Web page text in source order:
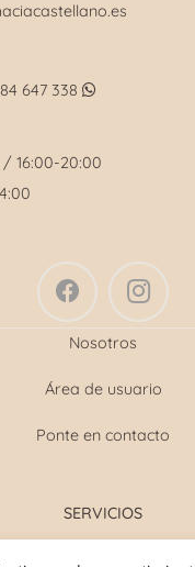
647 338
/ 16:00-20:00
Nosotros
Área de usuario
Ponte en contacto
SERVICIOS